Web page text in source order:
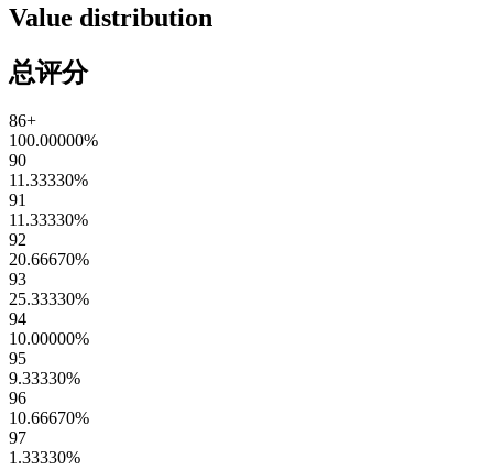
Value distribution
总评分
86+
100.00000%
90
11.33330%
91
11.33330%
92
20.66670%
93
25.33330%
94
10.00000%
95
9.33330%
96
10.66670%
97
1.33330%